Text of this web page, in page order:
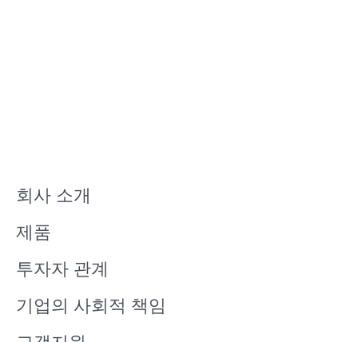
회사 소개
제품
투자자 관계
기업의 사회적 책임